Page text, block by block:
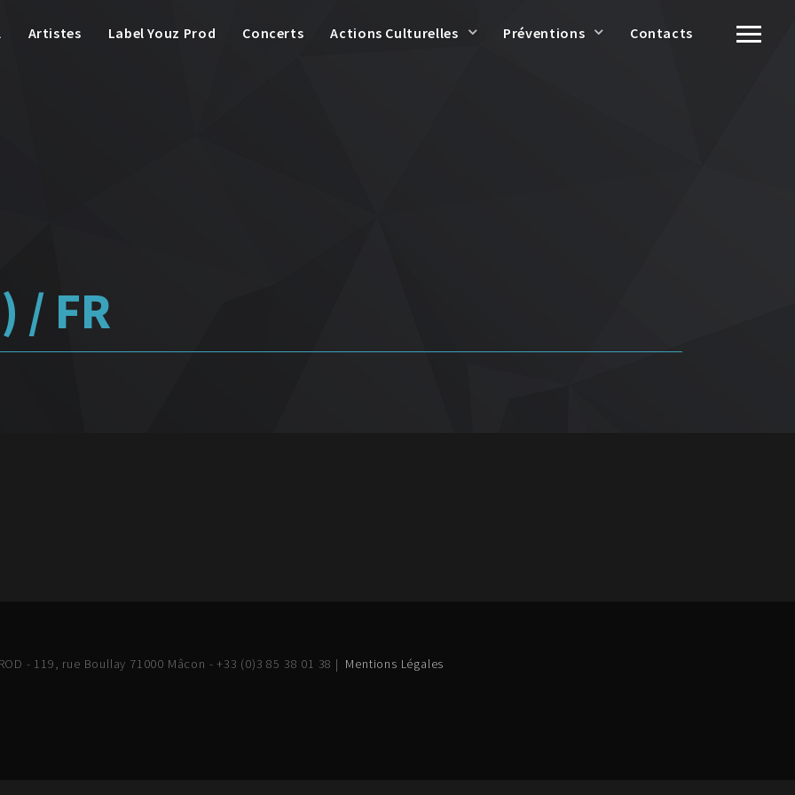
Artistes Label Youz Prod Concerts Actions Culturelles Préventions Contacts
/ FR
- 119, rue Boullay 71000 Mâcon - +33 (0)3 85 38 01 38 | Mentions Légales